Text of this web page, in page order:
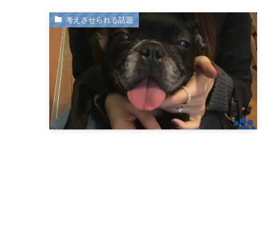
考えさせられる話題